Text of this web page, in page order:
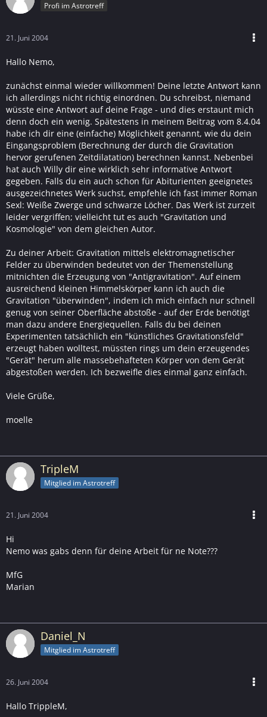
Profi im Astrotreff
21. Juni 2004
Hallo Nemo,
zunächst einmal wieder willkommen! Deine letzte Antwort kann
ich allerdings nicht richtig einordnen. Du schreibst, niemand
wüsste eine Antwort auf deine Frage - und dies erstaunt mich
denn doch ein wenig. Spätestens in meinem Beitrag vom 8.4.04
habe ich dir eine (einfache) Möglichkeit genannt, wie du dein
Eingangsproblem (Berechnung der durch die Gravitation
hervor gerufenen Zeitdilatation) berechnen kannst. Nebenbei
hat auch Willy dir eine wirklich sehr informative Antwort
gegeben. Falls du ein auch schon für Abiturienten geeignetes
ausgezeichnetes Werk suchst, empfehle ich fast immer Roman
Sexl: Weiße Zwerge und schwarze Löcher. Das Werk ist zurzeit
leider vergriffen; vielleicht tut es auch "Gravitation und
Kosmologie" von dem gleichen Autor.
Zu deiner Arbeit: Gravitation mittels elektromagnetischer
Felder zu überwinden bedeutet von der Themenstellung
mitnichten die Erzeugung von "Antigravitation". Auf einem
ausreichend kleinen Himmelskörper kann ich auch die
Gravitation "überwinden", indem ich mich einfach nur schnell
genug von seiner Oberfläche abstoße - auf der Erde benötigt
man dazu andere Energiequellen. Falls du bei deinen
Experimenten tatsächlich ein "künstliches Gravitationsfeld"
erzeugt haben wolltest, müssten rings um dein erzeugendes
"Gerät" herum alle massebehafteten Körper von dem Gerät
abgestoßen werden. Ich bezweifle dies einmal ganz einfach.
Viele Grüße,
moelle
TripleM
Mitglied im Astrotreff
21. Juni 2004
Hi
Nemo was gabs denn für deine Arbeit für ne Note???
MfG
Marian
Daniel_N
Mitglied im Astrotreff
26. Juni 2004
Hallo TrippleM,